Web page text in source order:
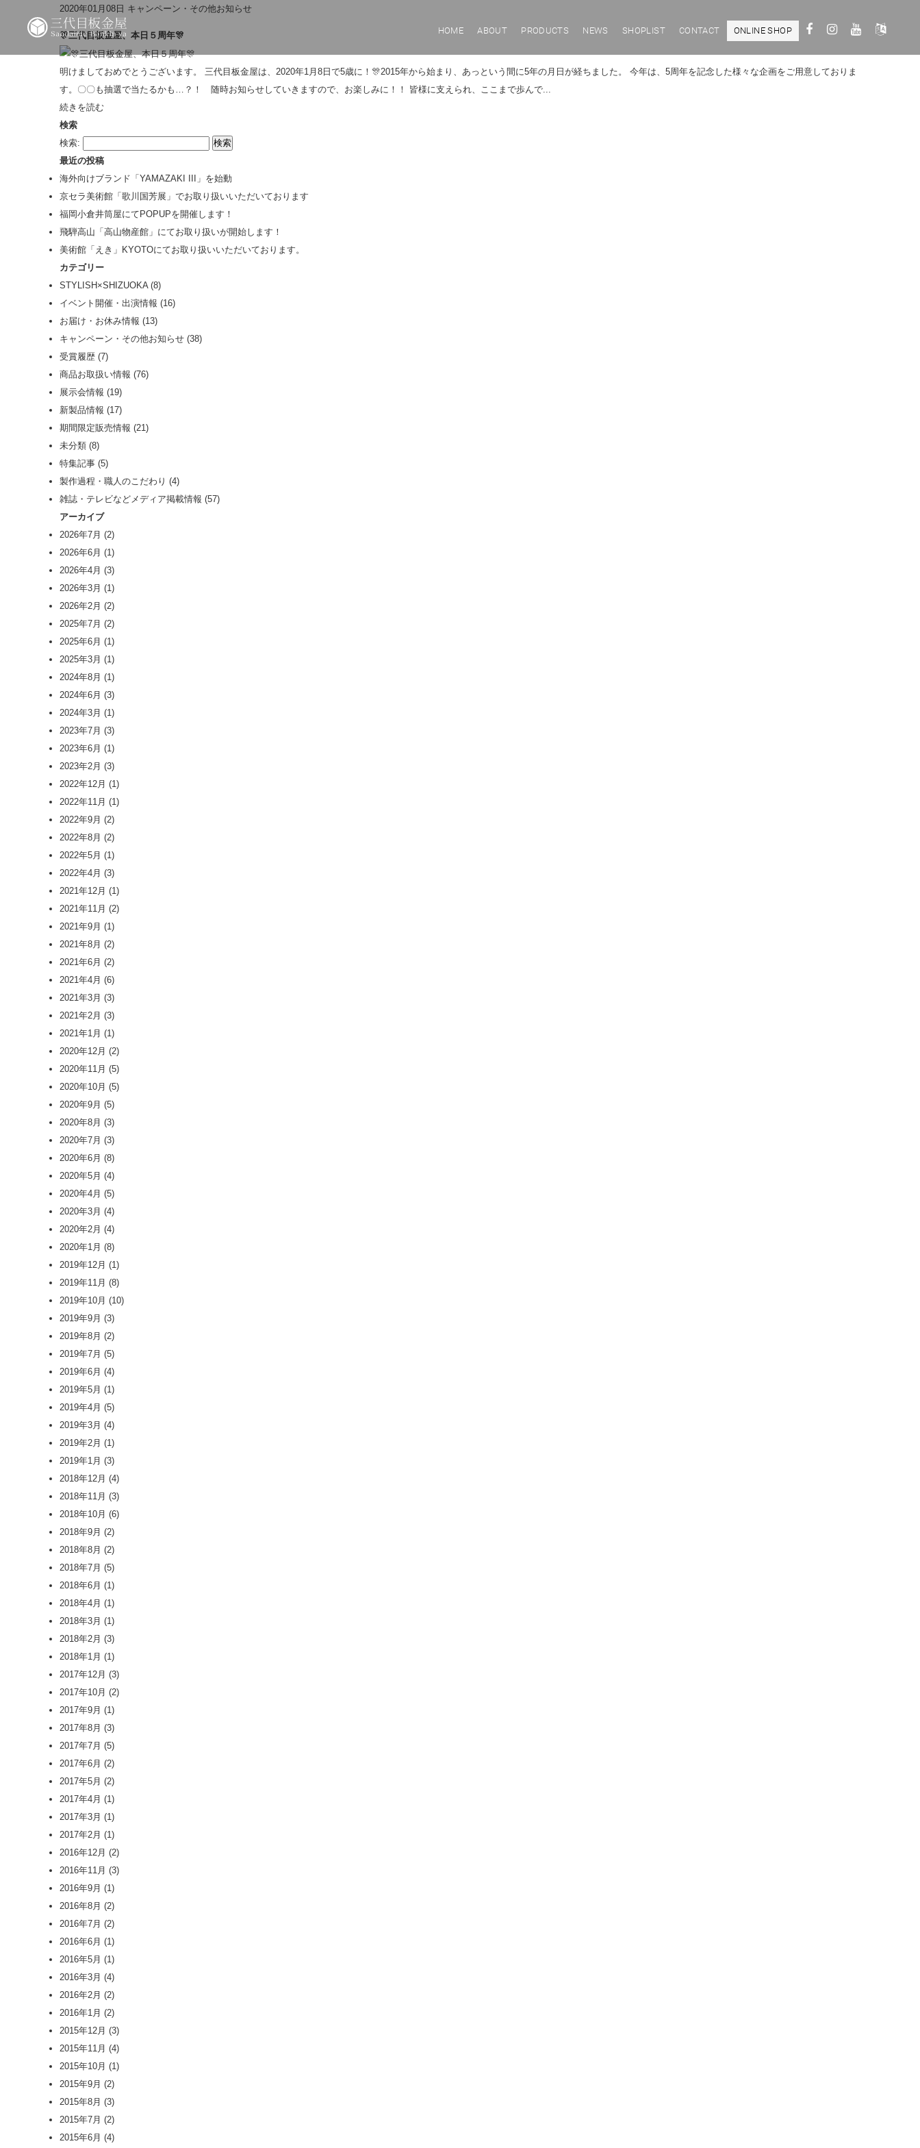
HOME ABOUT PRODUCTS NEWS SHOPLIST CONTACT ONLINE SHOP
2020年01月08日 キャンペーン・その他お知らせ
🎊三代目板金屋、本日５周年🎊
明けましておめでとうございます。 三代目板金屋は、2020年1月8日で5歳に！🎊2015年から始まり、あっという間に5年の月日が経ちました。 今年は、5周年を記念した様々な企画をご用意しておりま
す。〇〇も抽選で当たるかも…？！ 随時お知らせしていきますので、お楽しみに！！ 皆様に支えられ、ここまで歩んで...
続きを読む
検索
検索:
最近の投稿
海外向けブランド「YAMAZAKI III」を始動
京セラ美術館「歌川国芳展」でお取り扱いいただいております
福岡小倉井筒屋にてPOPUPを開催します！
飛騨高山「高山物産館」にてお取り扱いが開始します！
美術館「えき」KYOTOにてお取り扱いいただいております。
カテゴリー
STYLISH×SHIZUOKA (8)
イベント開催・出演情報 (16)
お届け・お休み情報 (13)
キャンペーン・その他お知らせ (38)
受賞履歴 (7)
商品お取扱い情報 (76)
展示会情報 (19)
新製品情報 (17)
期間限定販売情報 (21)
未分類 (8)
特集記事 (5)
製作過程・職人のこだわり (4)
雑誌・テレビなどメディア掲載情報 (57)
アーカイブ
2026年7月 (2)
2026年6月 (1)
2026年4月 (3)
2026年3月 (1)
2026年2月 (2)
2025年7月 (2)
2025年6月 (1)
2025年3月 (1)
2024年8月 (1)
2024年6月 (3)
2024年3月 (1)
2023年7月 (3)
2023年6月 (1)
2023年2月 (3)
2022年12月 (1)
2022年11月 (1)
2022年9月 (2)
2022年8月 (2)
2022年5月 (1)
2022年4月 (3)
2021年12月 (1)
2021年11月 (2)
2021年9月 (1)
2021年8月 (2)
2021年6月 (2)
2021年4月 (6)
2021年3月 (3)
2021年2月 (3)
2021年1月 (1)
2020年12月 (2)
2020年11月 (5)
2020年10月 (5)
2020年9月 (5)
2020年8月 (3)
2020年7月 (3)
2020年6月 (8)
2020年5月 (4)
2020年4月 (5)
2020年3月 (4)
2020年2月 (4)
2020年1月 (8)
2019年12月 (1)
2019年11月 (8)
2019年10月 (10)
2019年9月 (3)
2019年8月 (2)
2019年7月 (5)
2019年6月 (4)
2019年5月 (1)
2019年4月 (5)
2019年3月 (4)
2019年2月 (1)
2019年1月 (3)
2018年12月 (4)
2018年11月 (3)
2018年10月 (6)
2018年9月 (2)
2018年8月 (2)
2018年7月 (5)
2018年6月 (1)
2018年4月 (1)
2018年3月 (1)
2018年2月 (3)
2018年1月 (1)
2017年12月 (3)
2017年10月 (2)
2017年9月 (1)
2017年8月 (3)
2017年7月 (5)
2017年6月 (2)
2017年5月 (2)
2017年4月 (1)
2017年3月 (1)
2017年2月 (1)
2016年12月 (2)
2016年11月 (3)
2016年9月 (1)
2016年8月 (2)
2016年7月 (2)
2016年6月 (1)
2016年5月 (1)
2016年3月 (4)
2016年2月 (2)
2016年1月 (2)
2015年12月 (3)
2015年11月 (4)
2015年10月 (1)
2015年9月 (2)
2015年8月 (3)
2015年7月 (2)
2015年6月 (4)